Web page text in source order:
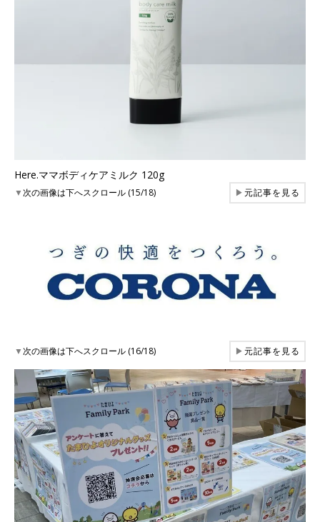
Here.ママボディケアミルク 120g
▼次の画像は下へスクロール (15/18) ▶元記事を見る
▼次の画像は下へスクロール (16/18) ▶元記事を見る